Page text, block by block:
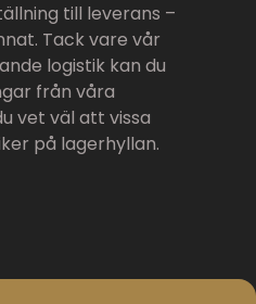
till leverans –
Tack vare vår
logistik kan du
från våra
vet väl att vissa
på lagerhyllan.